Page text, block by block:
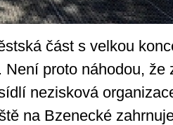
část s velkou
Není proto náhodou, že
nezisková
na Bzenecké